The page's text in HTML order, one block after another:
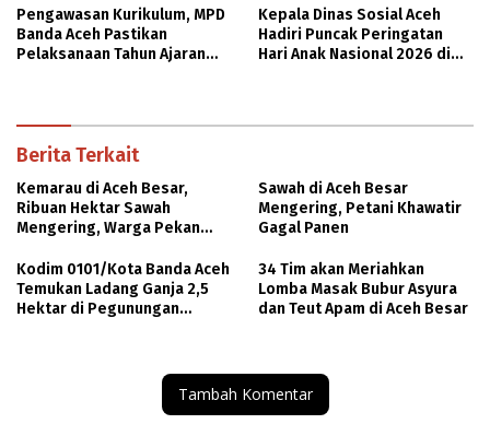
Pengawasan Kurikulum, MPD
Banda Aceh Pastikan
Pelaksanaan Tahun Ajaran
Kepala Dinas Sosial Aceh
Hadiri Puncak Peringatan
Hari Anak Nasional 2026 di
Berita Terkait
Kemarau di Aceh Besar,
Ribuan Hektar Sawah
Mengering, Warga Pekan
Sawah di Aceh Besar
Mengering, Petani Khawatir
Gagal Panen
Kodim 0101/Kota Banda Aceh
Temukan Ladang Ganja 2,5
Hektar di Pegunungan
34 Tim akan Meriahkan
Lomba Masak Bubur Asyura
dan Teut Apam di Aceh Besar
Tambah Komentar